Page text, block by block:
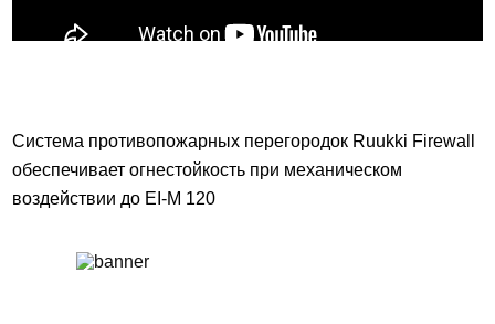
Система противопожарных перегородок Ruukki Firewall
обеспечивает огнестойкость при механическом
воздействии до EI-M 120